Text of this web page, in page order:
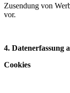
Zusendung von
vor.
4. Datenerfassung
Cookies